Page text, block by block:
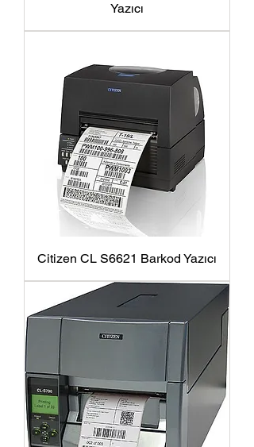
Yazıcı
Citizen CL S6621 Barkod Yazıcı